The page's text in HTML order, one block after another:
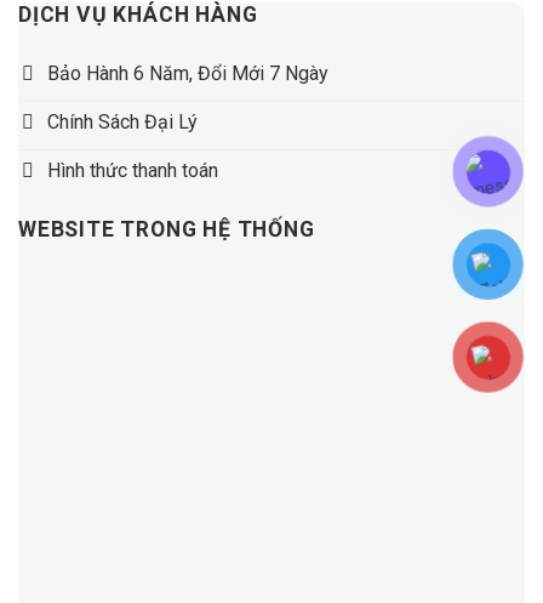
DỊCH VỤ KHÁCH HÀNG
Bảo Hành 6 Năm, Đổi Mới 7 Ngày
Chính Sách Đại Lý
Hình thức thanh toán
WEBSITE TRONG HỆ THỐNG